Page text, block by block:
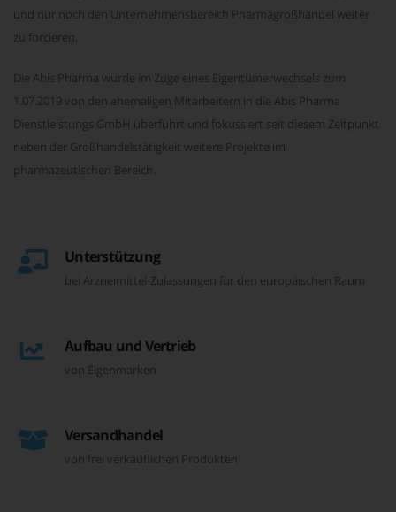
und nur noch den Unternehmensbereich Pharmagroßhandel weiter
zu forcieren.
Die Abis Pharma wurde im Zuge eines Eigentümerwechsels zum
1.07.2019 von den ehemaligen Mitarbeitern in die Abis Pharma
Dienstleistungs GmbH überführt und fokussiert seit diesem Zeitpunkt
neben der Großhandelstätigkeit weitere Projekte im
pharmazeutischen Bereich.
Unterstützung
bei Arzneimittel-Zulassungen für den europäischen Raum
Aufbau und Vertrieb
von Eigenmarken
Versandhandel
von frei verkäuflichen Produkten